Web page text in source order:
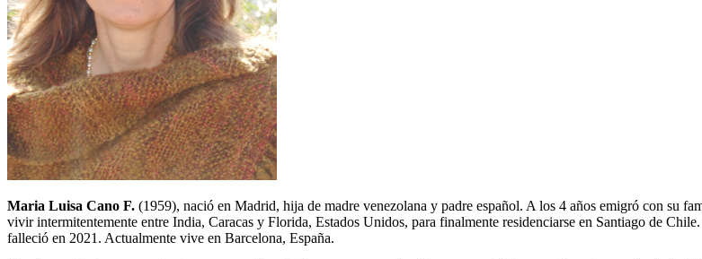
Maria Luisa Cano F. (1959), nació en Madrid, hija de madre venezolana y padre español. A los 4 años emigró con su
vivir intermitentemente entre India, Caracas y Florida, Estados Unidos, para finalmente residenciarse en Santiago de
falleció en 2021. Actualmente vive en Barcelona, España.